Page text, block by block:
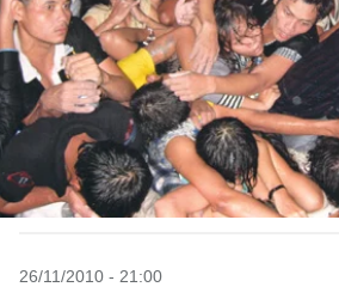
26/11/2010 - 21:00